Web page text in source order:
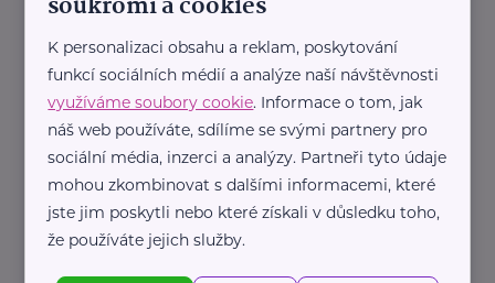
Mastichashop.cz
Jaké přírodní látky se využívají pro podporu
trávení?
Prevence, léčba Výživa Zdraví
K personalizaci obsahu a reklam, poskytování
funkcí sociálních médií a analýze naší návštěvnosti
využíváme soubory cookie. Informace o tom, jak
náš web používáte, sdílíme se svými partnery pro
sociální média, inzerci a analýzy. Partneři tyto údaje
mohou zkombinovat s dalšími informacemi, které
jste jim poskytli nebo které získali v důsledku toho,
že používáte jejich služby.